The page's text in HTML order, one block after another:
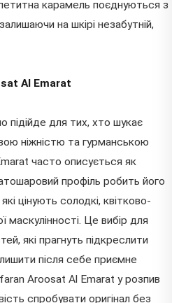
карамель поєднуються з
на шкірі незабутній,
Al Emarat
підійде для тих, хто шукає
ніжністю та гурманською
часто описується як
профіль робить його
цінують солодкі, квітково-
маскулінності. Це вибір для
які прагнуть підкреслити
після себе приємне
Aroosat Al Emarat у розпив
спробувати оригінал без